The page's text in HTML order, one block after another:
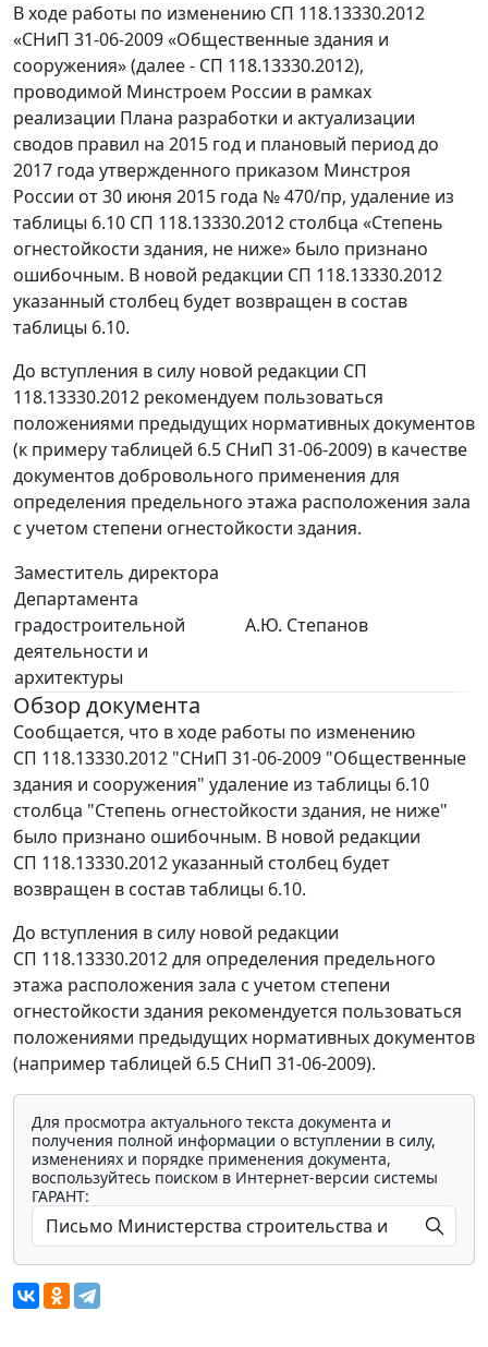
В ходе работы по изменению СП 118.13330.2012
«СНиП 31-06-2009 «Общественные здания и
сооружения» (далее - СП 118.13330.2012),
проводимой Минстроем России в рамках
реализации Плана разработки и актуализации
сводов правил на 2015 год и плановый период до
2017 года утвержденного приказом Минстроя
России от 30 июня 2015 года № 470/пр, удаление из
таблицы 6.10 СП 118.13330.2012 столбца «Степень
огнестойкости здания, не ниже» было признано
ошибочным. В новой редакции СП 118.13330.2012
указанный столбец будет возвращен в состав
таблицы 6.10.
До вступления в силу новой редакции СП
118.13330.2012 рекомендуем пользоваться
положениями предыдущих нормативных документов
(к примеру таблицей 6.5 СНиП 31-06-2009) в качестве
документов добровольного применения для
определения предельного этажа расположения зала
с учетом степени огнестойкости здания.
Заместитель директора
Департамента
градостроительной
деятельности и
архитектуры
А.Ю. Степанов
Обзор документа
Сообщается, что в ходе работы по изменению
СП 118.13330.2012 "СНиП 31-06-2009 "Общественные
здания и сооружения" удаление из таблицы 6.10
столбца "Степень огнестойкости здания, не ниже"
было признано ошибочным. В новой редакции
СП 118.13330.2012 указанный столбец будет
возвращен в состав таблицы 6.10.
До вступления в силу новой редакции
СП 118.13330.2012 для определения предельного
этажа расположения зала с учетом степени
огнестойкости здания рекомендуется пользоваться
положениями предыдущих нормативных документов
(например таблицей 6.5 СНиП 31-06-2009).
Для просмотра актуального текста документа и
получения полной информации о вступлении в силу,
изменениях и порядке применения документа,
воспользуйтесь поиском в Интернет-версии системы
ГАРАНТ: